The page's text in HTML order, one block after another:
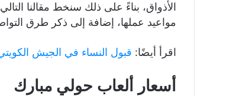
الأذواق، بناءً على ذلك سنخط مقالنا
مواعيد عملها، إضافة إلى ذكر طرق
اقرأ أيضًا: قبول النساء في الجيش
أسعار ألعاب حولي مبارك